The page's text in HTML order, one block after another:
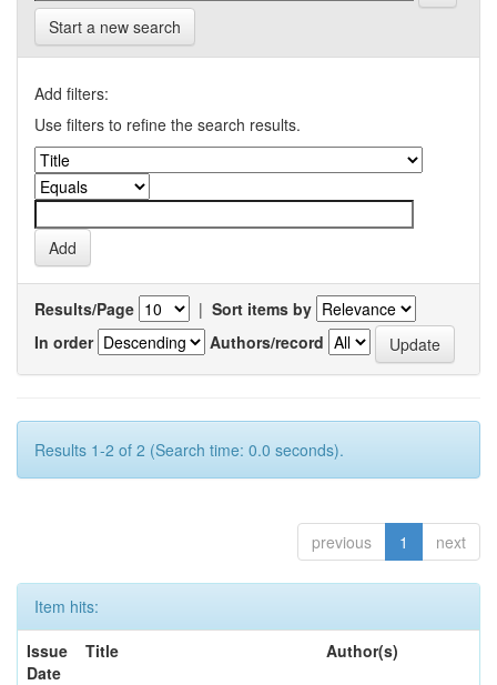
Start a new search
Add filters:
Use filters to refine the search results.
Results/Page | Sort items by
In order
Authors/record
Results 1-2 of 2 (Search time: 0.0 seconds).
previous 1 next
Item hits:
Issue
Date
Title Author(s)